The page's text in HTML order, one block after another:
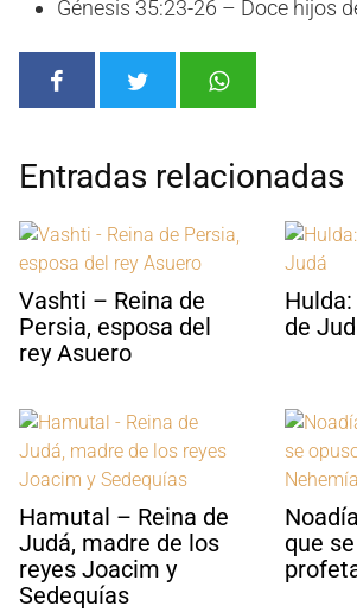
Génesis 35:23-26 – Doce hijos
Entradas relacionadas
Vashti – Reina de
Persia, esposa del
rey Asuero
de
Hamutal – Reina de
Judá, madre de los
reyes Joacim y
Sedequías
que